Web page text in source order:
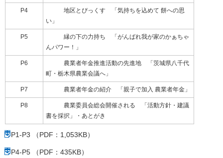
P4
地区とぴっくす 「気持ちを込めて 餅への思
い」
P5
縁の下の力持ち 「がんばれ我が家のかぁちゃ
んパワー！」
P6
農業者年金推進活動の先進地 「茨城県八千代
町・栃木県農業会議へ」
P7 農業者年金の紹介 「親子で加入 農業者年金」
P8
農業委員会総会開催される 「活動方針・建議
書を採択」・あとがき
P1-P3 （PDF：1,053KB）
P4-P5 （PDF：435KB）